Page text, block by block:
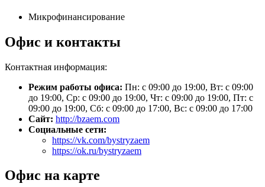
Микрофинансирование
Офис и контакты
Контактная информация:
Режим работы офиса: Пн: с 09:00 до 19:00, Вт: с 09:00
до 19:00, Ср: с 09:00 до 19:00, Чт: с 09:00 до 19:00, Пт: с
09:00 до 19:00, Сб: с 09:00 до 17:00, Вс: с 09:00 до 17:00
Сайт: http://bzaem.com
Социальные сети:
https://vk.com/bystryzaem
https://ok.ru/bystryzaem
Офис на карте